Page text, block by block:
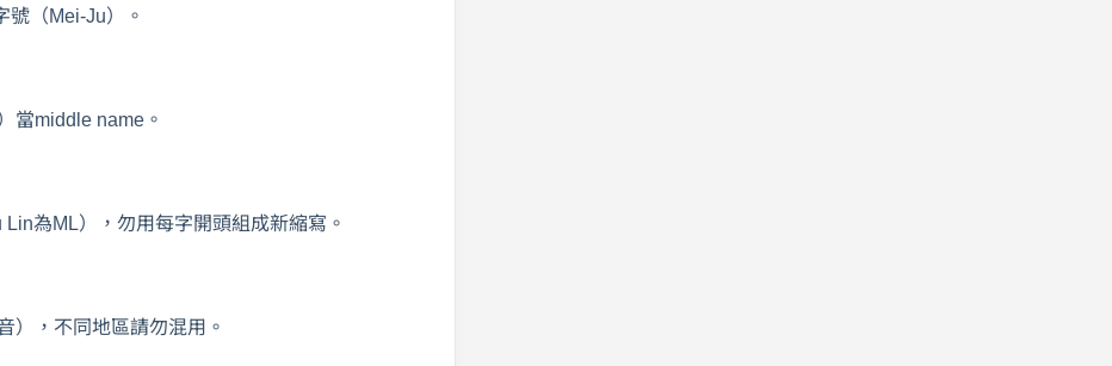
號（Mei-Ju）。
當middle name。
為ML），勿用每字開頭組成新縮寫。
），不同地區請勿混用。